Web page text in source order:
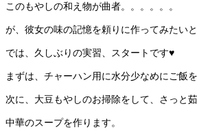
このもやしの和え物が曲者。。。。。。
が、彼女の味の記憶を頼りに作ってみたいと
では、久しぶりの実習、スタートです♥
まずは、チャーハン用に水分少なめにご飯を
次に、大豆もやしのお掃除をして、さっと茹
中華のスープを作ります。